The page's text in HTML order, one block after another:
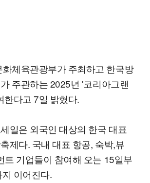
체육관광부가 주최하고 한국방
주관하는 2025년 '코리아그랜
한다고 7일 밝혔다.
일은 외국인 대상의 한국 대표
제다. 국내 대표 항공, 숙박,뷰
트 기업들이 참여해 오는 15일부
이어진다.